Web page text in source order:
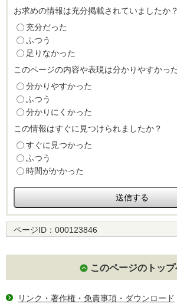
お求めの情報は充分掲載されていましたか？
充分だった
ふつう
足りなかった
このページの内容や表現は分かりやすかっ
分かりやすかった
ふつう
分かりにくかった
この情報はすぐに見つけられましたか？
すぐに見つかった
ふつう
時間がかかった
ページID： 000123846
このページのトップ
リンク・著作権・免責事項・ダウンロード